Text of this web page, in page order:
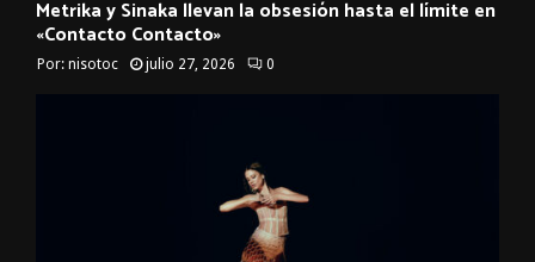
Metrika y Sinaka llevan la obsesión hasta el límite en
«Contacto Contacto»
Por: nisotoc julio 27, 2026 0